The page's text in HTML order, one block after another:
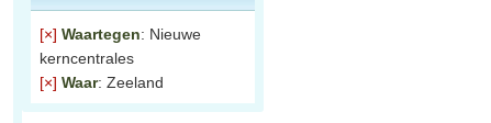
[×] Waartegen: Nieuwe
kerncentrales
[×] Waar: Zeeland